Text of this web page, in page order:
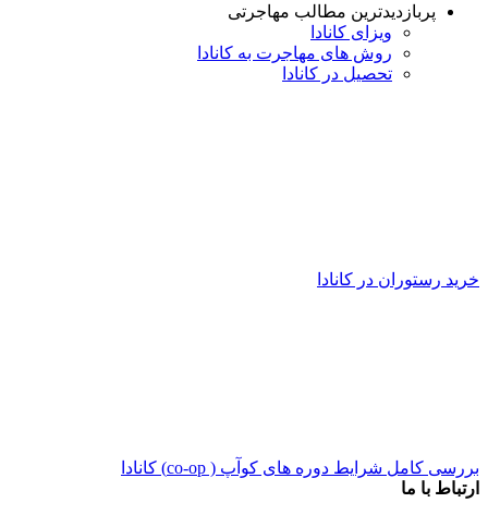
پربازدیدترین مطالب مهاجرتی
ویزای کانادا
روش های مهاجرت به کانادا
تحصیل در کانادا
خرید رستوران در کانادا
بررسی کامل شرایط دوره های کوآپ ( co-op) کانادا
ارتباط با ما